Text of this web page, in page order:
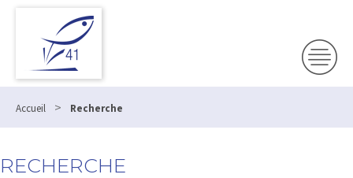
Accueil > Recherche
RECHERCHE